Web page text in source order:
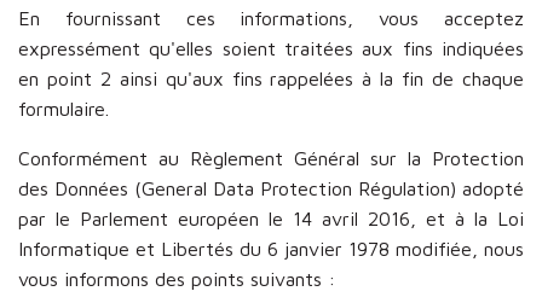
En fournissant ces informations, vous acceptez
expressément qu'elles soient traitées aux fins indiquées
en point 2 ainsi qu'aux fins rappelées à la fin de chaque
formulaire.
Conformément au Règlement Général sur la Protection
des Données (General Data Protection Régulation) adopté
par le Parlement européen le 14 avril 2016, et à la Loi
Informatique et Libertés du 6 janvier 1978 modifiée, nous
vous informons des points suivants :